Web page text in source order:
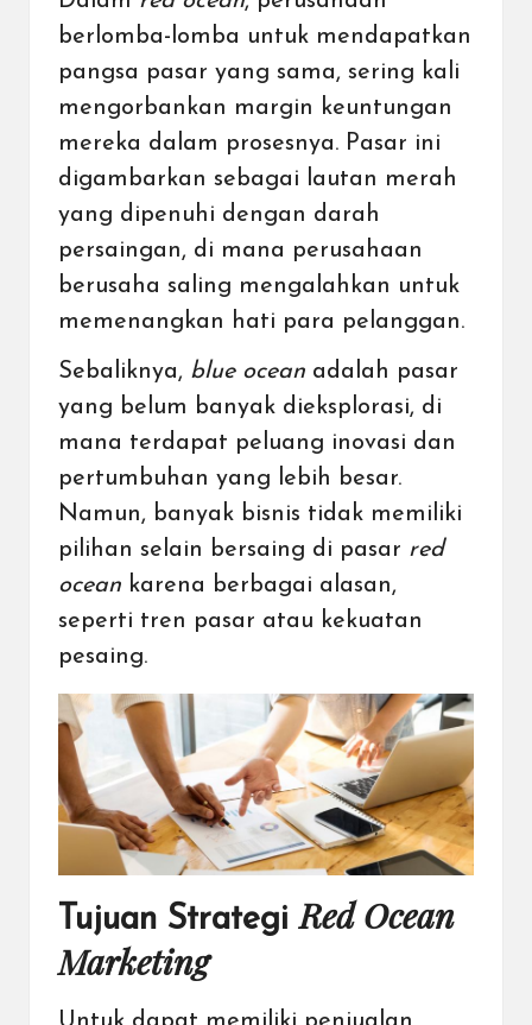
berlomba-lomba untuk mendapatkan
pangsa pasar yang sama, sering kali
mengorbankan margin keuntungan
mereka dalam prosesnya. Pasar ini
digambarkan sebagai lautan merah
yang dipenuhi dengan darah
persaingan, di mana perusahaan
berusaha saling mengalahkan untuk
memenangkan hati para pelanggan.
Sebaliknya, blue ocean adalah pasar
yang belum banyak dieksplorasi, di
mana terdapat peluang inovasi dan
pertumbuhan yang lebih besar.
Namun, banyak bisnis tidak memiliki
pilihan selain bersaing di pasar red
ocean karena berbagai alasan,
seperti tren pasar atau kekuatan
pesaing.
Tujuan StrategiRed Ocean
Marketing